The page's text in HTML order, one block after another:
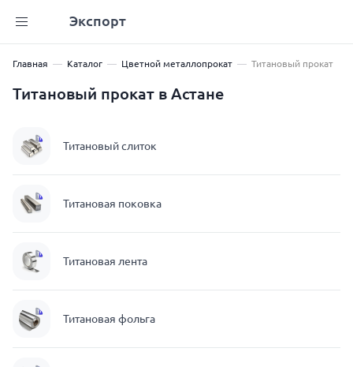
Экспорт
Главная Каталог Цветной металлопрокат Титановый прокат
Титановый прокат в Астане
Титановый слиток
Титановая поковка
Титановая лента
Титановая фольга